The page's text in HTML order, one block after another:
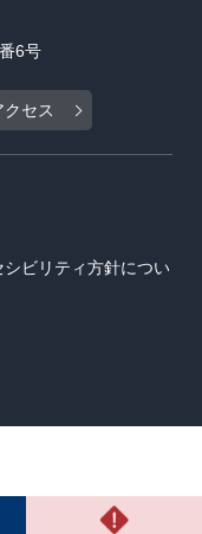
6号
クセス
ビリティ方針につい